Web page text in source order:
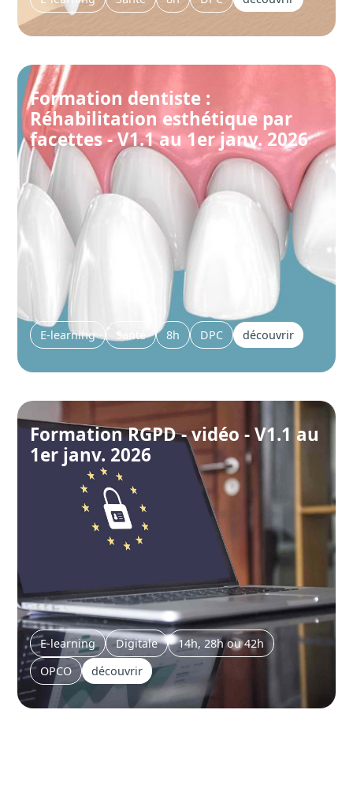
Formation dentiste :
Réhabilitation esthétique par
facettes - V1.1 au 1er janv. 2026
E-learning Santé 8h DPC découvrir
Formation RGPD - vidéo - V1.1 au
1er janv. 2026
E-learning Digitale
14h, 28h ou 42h
OPCO
découvrir